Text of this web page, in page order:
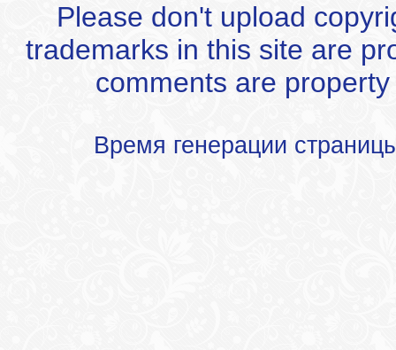
Please don't upload
trademarks in this site are
comments are
Время генерации